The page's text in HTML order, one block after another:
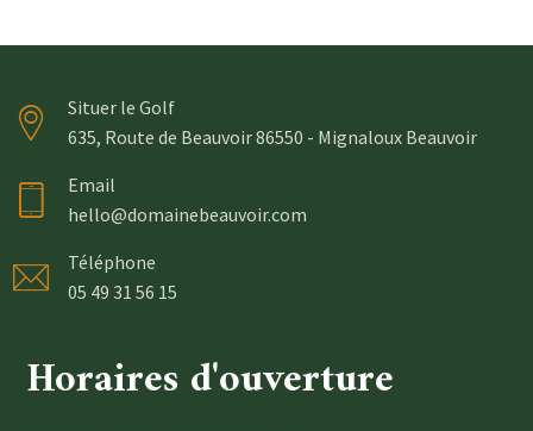
Situer le Golf
635, Route de Beauvoir 86550 - Mignaloux Beauvoir
Email
hello@domainebeauvoir.com
Téléphone
05 49 31 56 15
Horaires d'ouverture